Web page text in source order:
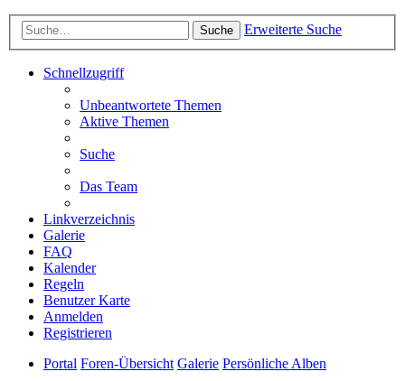
Suche Erweiterte Suche
Schnellzugriff
Unbeantwortete Themen
Aktive Themen
Suche
Das Team
Linkverzeichnis
Galerie
FAQ
Kalender
Regeln
Benutzer Karte
Anmelden
Registrieren
Portal Foren-Übersicht Galerie Persönliche Alben